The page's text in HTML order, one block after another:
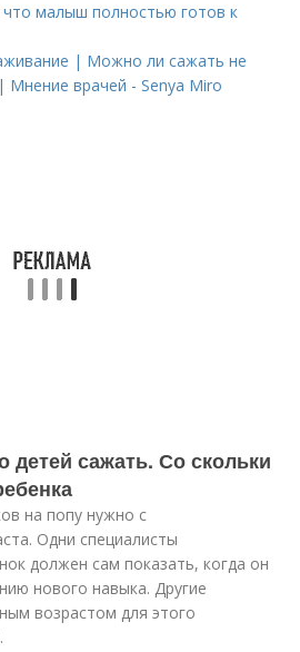
что малыш полностью готов к
| Можно ли сажать не
Мнение врачей - Senya Miro
детей сажать. Со скольки
на попу нужно с
Одни специалисты
должен сам показать, когда он
нового навыка. Другие
возрастом для этого